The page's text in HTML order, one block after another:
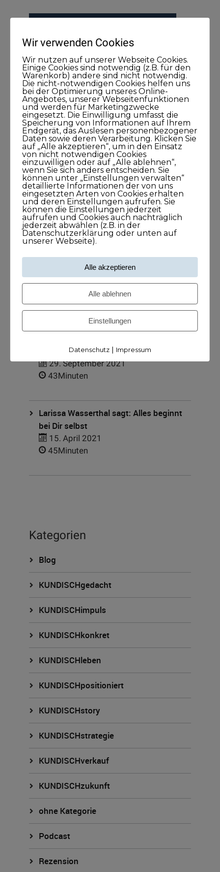
Meine Podcasts
Andreas Dämon ist der Geburtshelfer
für Lösungen
26. November 2021
zusammen
29. September 2021
43Minuten
Larissa Wasserthal sagt: Alles beginnt
bei Dir selbst
15. April 2021
45Minuten
Kategorien
Blog
KUNDISCHgedacht
KUNDISCHimpuls
KUNDISCHkonkret
KUNDISCHleben
KUNDISCHpositioniert
KUNDISCHstory
KUNDISCHstrategie
KUNDISCHverkauf
KUNDISCHzukunft
ohne Kategorie
Podcast
Rezension
Wir verwenden Cookies
Wir nutzen auf unserer Webseite Cookies.
Einige Cookies sind notwendig (z.B. für den
Warenkorb) andere sind nicht notwendig.
Die nicht-notwendigen Cookies helfen uns
bei der Optimierung unseres Online-
Angebotes, unserer Webseitenfunktionen
und werden für Marketingzwecke
eingesetzt. Die Einwilligung umfasst die
Speicherung von Informationen auf Ihrem
Endgerät, das Auslesen personenbezogener
Daten sowie deren Verarbeitung. Klicken Sie
auf „Alle akzeptieren“, um in den Einsatz
von nicht notwendigen Cookies
einzuwilligen oder auf „Alle ablehnen“,
wenn Sie sich anders entscheiden. Sie
können unter „Einstellungen verwalten“
detaillierte Informationen der von uns
eingesetzten Arten von Cookies erhalten
und deren Einstellungen aufrufen. Sie
können die Einstellungen jederzeit
aufrufen und Cookies auch nachträglich
jederzeit abwählen (z.B. in der
Datenschutzerklärung oder unten auf
unserer Webseite).
Alle akzeptieren
Alle ablehnen
Einstellungen
Datenschutz| Impressum